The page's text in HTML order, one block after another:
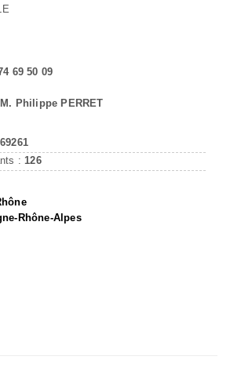
69 50 09
M. Philippe PERRET
69261
: 126
Rhône-Alpes